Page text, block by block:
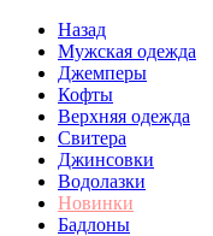
Назад
Мужская одежда
Джемперы
Кофты
Верхняя одежда
Свитера
Джинсовки
Водолазки
Новинки
Бадлоны